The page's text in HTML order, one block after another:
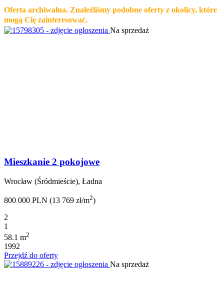
Oferta archiwalna. Znaleźliśmy podobne oferty z okolicy, które
mogą Cię zainteresować.
Na sprzedaż
Mieszkanie 2 pokojowe
Wrocław (Śródmieście), Ładna
800 000 PLN (13 769 zł/m2)
2
1
58.1 m2
1992
Przejdź do oferty
Na sprzedaż